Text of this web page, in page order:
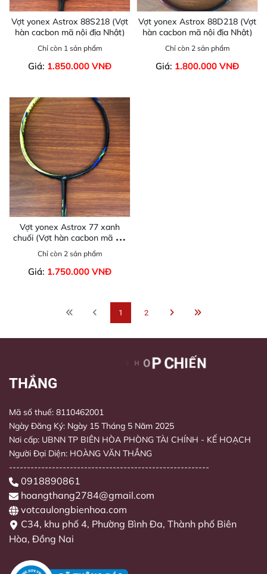
Vợt yonex Astrox 88S218 (Vợt
hàn cacbon mã nội địa Nhật)
Chỉ còn 1 sản phẩm
Giá: 1.850.000 VNĐ
Vợt yonex Astrox 88D218 (Vợt
hàn cacbon mã nội địa Nhật)
Chỉ còn 2 sản phẩm
Giá: 1.800.000 VNĐ
Vợt yonex Astrox 77 xanh
chuối (Vợt hàn cacbon mã nội
địa Nhật)
Chỉ còn 2 sản phẩm
Giá: 1.750.000 VNĐ
1 2
Mã số thuế: 8110462001
Ngày Đăng Ký: Ngày 15 Tháng 5 Năm 2025
Nơi cấp: UBNN TP BIÊN HÒA PHÒNG TÀI CHÍNH - KẾ HOẠCH
Người Đại Diện: HOÀNG VĂN THẮNG
--------------------------------------------------------
0918890861
hoangthang2784@gmail.com
votcaulongbienhoa.com
C34, khu phố 4, Phường Bình Đa, Thành phố Biên
Hòa, Đồng Nai